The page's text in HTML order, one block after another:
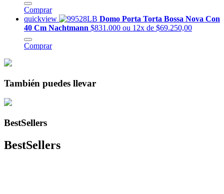
Comprar
quickview
Domo Porta Torta Bossa Nova Con
40 Cm Nachtmann $831.000 ou 12x de $69.250,00
Comprar
También puedes llevar
BestSellers
BestSellers